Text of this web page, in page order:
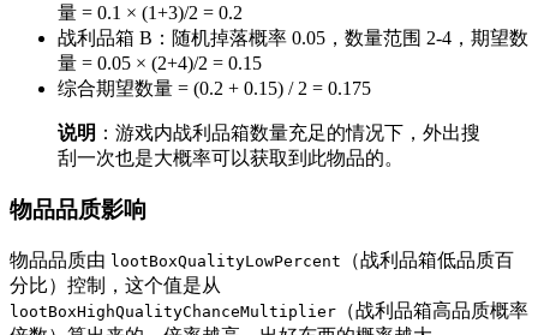
量 = 0.1 × (1+3)/2 = 0.2
战利品箱 B：随机掉落概率 0.05，数量范围 2-4，期望数
量 = 0.05 × (2+4)/2 = 0.15
综合期望数量 = (0.2 + 0.15) / 2 = 0.175
说明 ：游戏内战利品箱数量充足的情况下，外出搜
刮一次也是大概率可以获取到此物品的。
物品品质影响
物品品质由 lootBoxQualityLowPercent
（战利品箱低品质百
分比）控制，这个值是从
lootBoxHighQualityChanceMultiplier （战利品箱高品质概率